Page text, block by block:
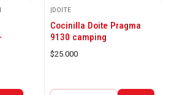
DOITE
Cocinilla Doite Pragma
9130 camping
$25.000